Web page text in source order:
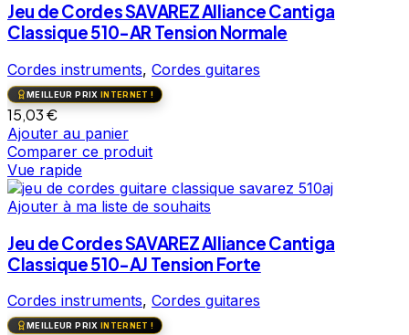
Jeu de Cordes SAVAREZ Alliance Cantiga
Classique 510-AR Tension Normale
Cordes instruments, Cordes guitares
MEILLEUR PRIX INTERNET !
15,03€
Ajouter au panier
Comparer ce produit
Vue rapide
Ajouter à ma liste de souhaits
Jeu de Cordes SAVAREZ Alliance Cantiga
Classique 510-AJ Tension Forte
Cordes instruments, Cordes guitares
MEILLEUR PRIX INTERNET !